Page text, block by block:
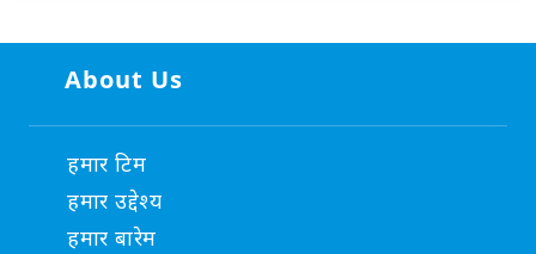
About Us
हमार टिम
हमार उद्देश्य
हमार बारेम